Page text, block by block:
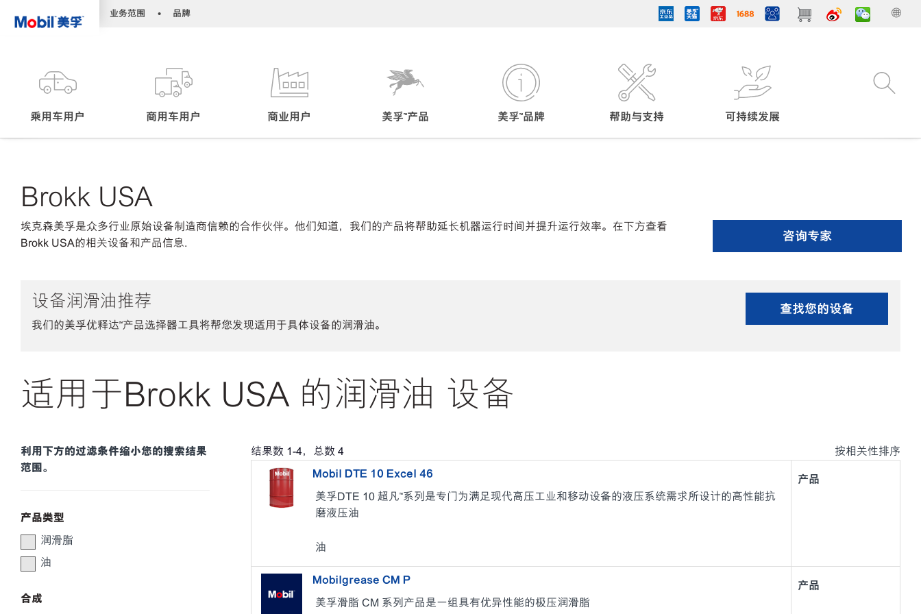
业务范围 • 品牌
乘用车用户 商用车用户 商业用户 美孚™产品 美孚™品牌 帮助与支持 可持续发展
Brokk USA
埃克森美孚是众多行业原始设备制造商信赖的合作伙伴。他们知道，我们的产品将帮助延长机器运行时间并提升运行效率。在下方查看
Brokk USA的相关设备和产品信息.
咨询专家
设备润滑油推荐
我们的美孚优释达℠产品选择器工具将帮您发现适用于具体设备的润滑油。
查找您的设备
适用于Brokk USA 的润滑油 设备
利用下方的过滤条件缩小您的搜索结果
范围。
产品类型
润滑脂
油
合成
结果数 1-4，总数 4 按相关性排序
Mobil DTE 10 Excel 46
美孚DTE 10 超凡™系列是专门为满足现代高压工业和移动设备的液压系统需求所设计的高性能抗
磨液压油
油
产品
Mobilgrease CM P
美孚滑脂 CM 系列产品是一组具有优异性能的极压润滑脂
产品